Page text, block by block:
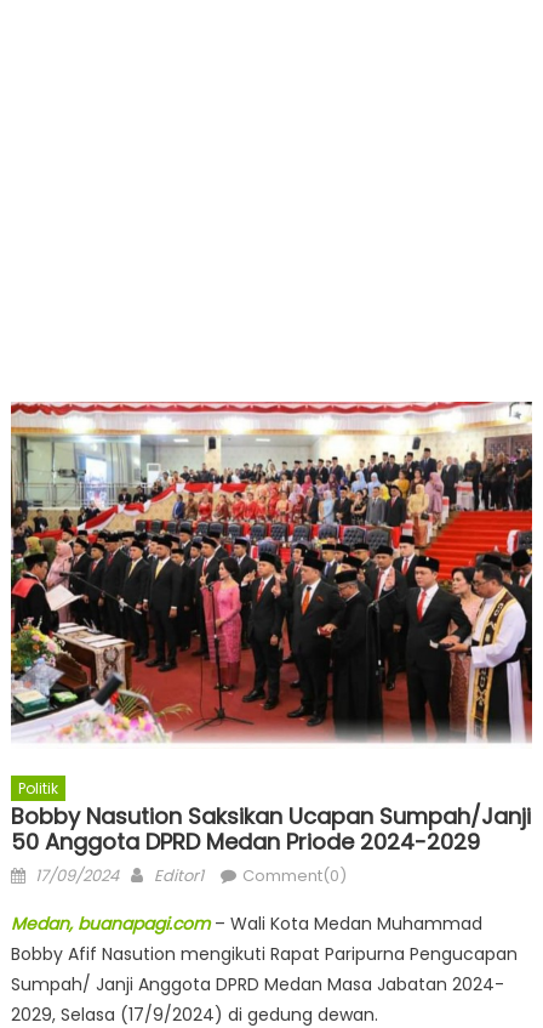
Politik
Bobby Nasution Saksikan Ucapan Sumpah/Janji
50 Anggota DPRD Medan Priode 2024-2029
Posted
17/09/2024 Author
Editor1 Comment(0)
Medan, buanapagi.com– Wali Kota Medan Muhammad
Bobby Afif Nasution mengikuti Rapat Paripurna Pengucapan
Sumpah/ Janji Anggota DPRD Medan Masa Jabatan 2024-
2029, Selasa (17/9/2024) di gedung dewan.